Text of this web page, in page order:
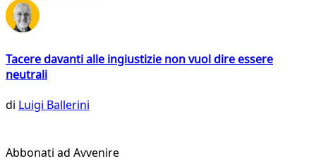
Tacere davanti alle ingiustizie non vuol dire essere
neutrali
di Luigi Ballerini
Abbonati ad Avvenire